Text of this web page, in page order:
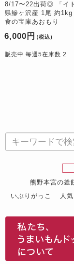
8/17〜22出荷◎ 「イ
県鰺ヶ沢産 1尾 約
食の宝庫あおもり
6,000円 （税込）
販売中 毎週5在庫数 2
熊野本宮の釜
いぶりがっこ
人